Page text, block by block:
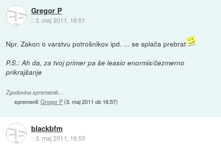
Gregor P
::3. maj 2011, 16:51
Npr. Zakon o varstvu potrošnikov ipd. ... se splača prebrat
P.S.: Ah da, za tvoj primer pa še leasio enormis/čezmerno
prikrajšanje
Zgodovina sprememb…
spremenil:Gregor P(3. maj 2011 ob 16:57)
blackbfm
::3. maj 2011, 16:55